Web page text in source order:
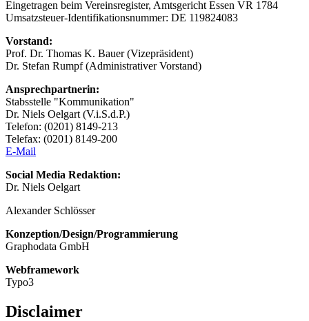
Eingetragen beim Vereinsregister, Amtsgericht Essen VR 1784
Umsatzsteuer-Identifikationsnummer: DE 119824083
Vorstand:
Prof. Dr. Thomas K. Bauer (Vizepräsident)
Dr. Stefan Rumpf (Administrativer Vorstand)
Ansprechpartnerin:
Stabsstelle "Kommunikation"
Dr. Niels Oelgart (V.i.S.d.P.)
Telefon: (0201) 8149-213
Telefax: (0201) 8149-200
E-Mail
Social Media Redaktion:
Dr. Niels Oelgart
Alexander Schlösser
Konzeption/Design/Programmierung
Graphodata GmbH
Webframework
Typo3
Disclaimer